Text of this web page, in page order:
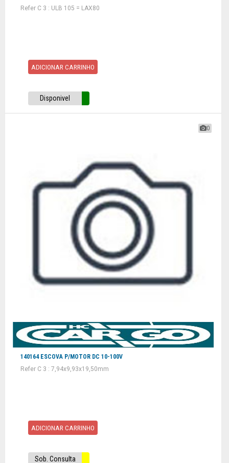
Refer C 3 : ULB 105 = LAX80
ADICIONAR CARRINHO
Disponivel
0
140164 ESCOVA P/MOTOR DC 10-100V
Refer C 3 : 7,94x9,93x19,50mm
ADICIONAR CARRINHO
Sob. Consulta